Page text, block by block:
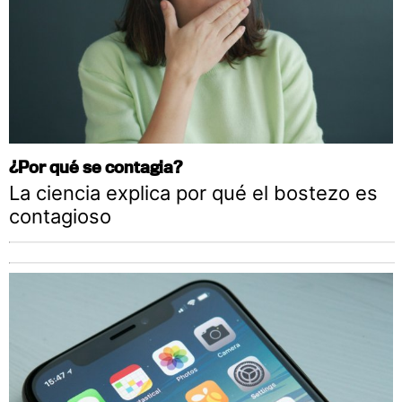
¿Por qué se contagia?
La ciencia explica por qué el bostezo es
contagioso